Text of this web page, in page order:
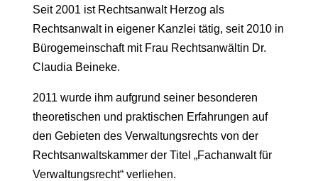
Seit 2001 ist Rechtsanwalt Herzog als
Rechtsanwalt in eigener Kanzlei tätig, seit 2010 in
Bürogemeinschaft mit Frau Rechtsanwältin Dr.
Claudia Beineke.
2011 wurde ihm aufgrund seiner besonderen
theoretischen und praktischen Erfahrungen auf
den Gebieten des Verwaltungsrechts von der
Rechtsanwaltskammer der Titel „Fachanwalt für
Verwaltungsrecht“ verliehen.